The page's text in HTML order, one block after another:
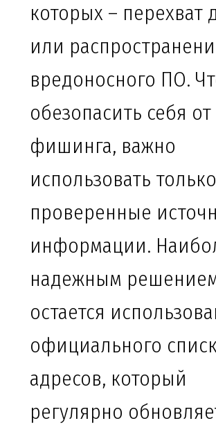
которых – перехват
или
вредоносного ПО.
обезопасить себя от
фишинга, важно
использовать только
проверенные
информации.
надежным
остается
официального
адресов, который
регулярно